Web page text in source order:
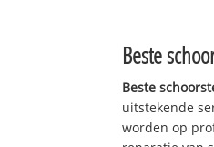
Beste
Beste
uitstekende
worden op